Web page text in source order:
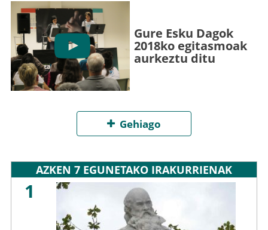
Gure Esku Dagok
2018ko egitasmoak
aurkeztu ditu
Gehiago
AZKEN 7 EGUNETAKO IRAKURRIENAK
1